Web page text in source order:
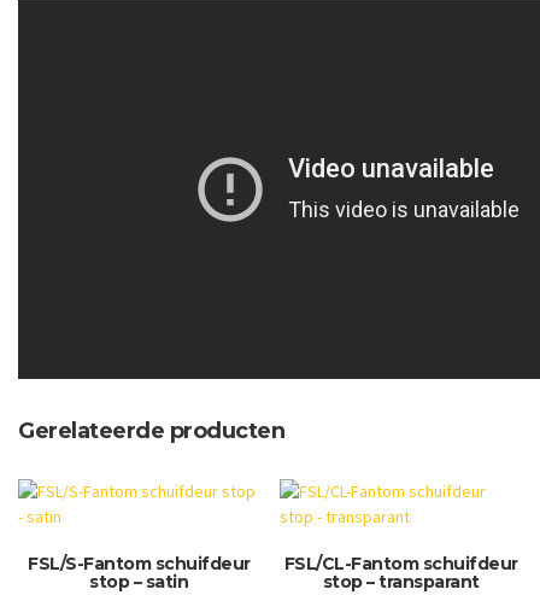
Gerelateerde producten
FSL/S-Fantom schuifdeur
stop – satin
FSL/CL-Fantom schuifdeur
stop – transparant